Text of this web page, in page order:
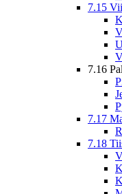
7.15
7.16
7.17
7.18